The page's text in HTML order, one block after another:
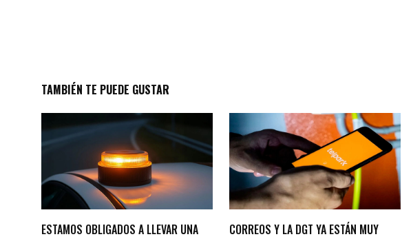
TAMBIÉN TE PUEDE GUSTAR
ESTAMOS OBLIGADOS A LLEVAR UNA
CORREOS Y LA DGT YA ESTÁN MUY